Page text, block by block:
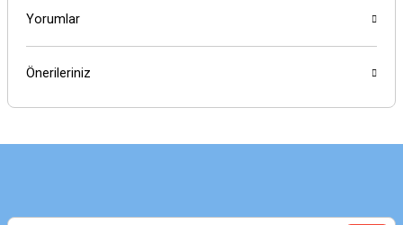
Yorumlar
Önerileriniz